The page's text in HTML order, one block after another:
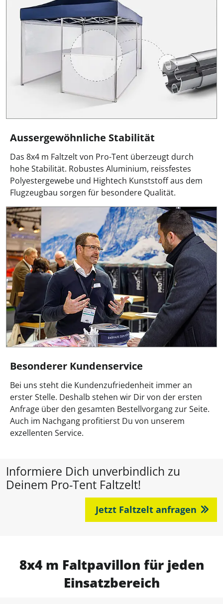
Aussergewöhnliche Stabilität
Das 8x4 m Faltzelt von Pro-Tent überzeugt durch
hohe Stabilität. Robustes Aluminium, reissfestes
Polyestergewebe und Hightech Kunststoff aus dem
Flugzeugbau sorgen für besondere Qualität.
Besonderer Kundenservice
Bei uns steht die Kundenzufriedenheit immer an
erster Stelle. Deshalb stehen wir Dir von der ersten
Anfrage über den gesamten Bestellvorgang zur Seite.
Auch im Nachgang profitierst Du von unserem
exzellenten Service.
Informiere Dich unverbindlich zu
Deinem Pro-Tent Faltzelt!
Jetzt Faltzelt anfragen
8x4 m Faltpavillon für jeden
Einsatzbereich